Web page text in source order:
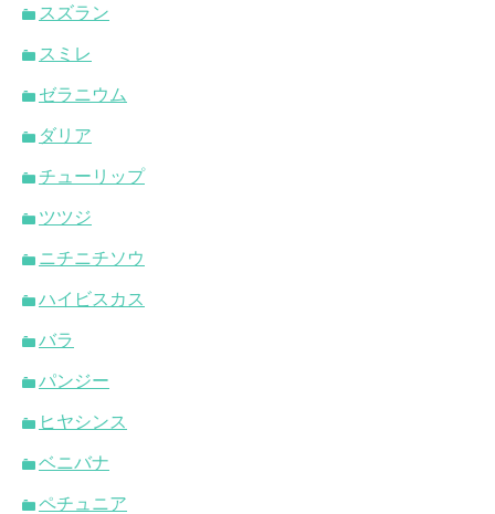
スズラン
スミレ
ゼラニウム
ダリア
チューリップ
ツツジ
ニチニチソウ
ハイビスカス
バラ
パンジー
ヒヤシンス
ベニバナ
ペチュニア